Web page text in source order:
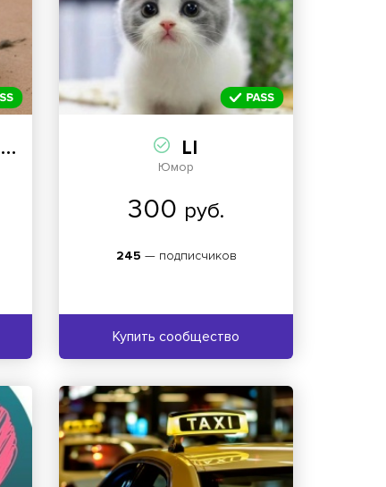
LI
Юмор
300 руб.
245 — подписчиков
Купить сообщество